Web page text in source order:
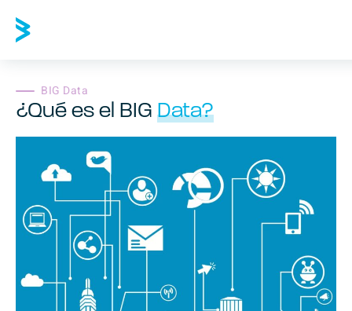
BIG Data
¿Qué es el BIG Data?